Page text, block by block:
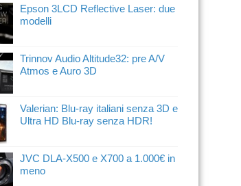
Epson 3LCD Reflective Laser: due
modelli
Trinnov Audio Altitude32: pre A/V
Atmos e Auro 3D
Valerian: Blu-ray italiani senza 3D e
Ultra HD Blu-ray senza HDR!
JVC DLA-X500 e X700 a 1.000€ in
meno